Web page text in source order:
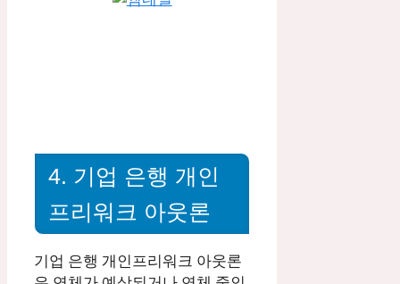
4. 기업 은행 개인
프리워크 아웃론
기업 은행 개인프리워크 아웃론